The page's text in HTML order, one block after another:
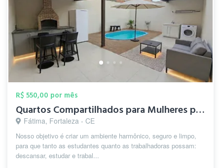
R$ 550,00 por mês
Quartos Compartilhados para Mulheres prx...
Fátima, Fortaleza - CE
Nosso objetivo é criar um ambiente harmônico, seguro e limpo,
para que tanto as estudantes quanto as trabalhadoras possam:
descansar, estudar e trabal...